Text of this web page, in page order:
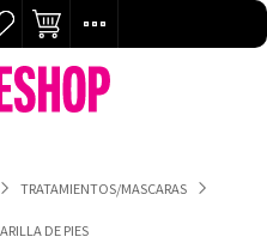
TRATAMIENTOS/MASCARAS
DE PIES